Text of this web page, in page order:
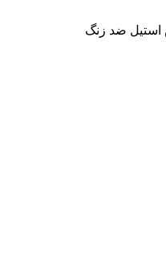
استیل ضد زنگ